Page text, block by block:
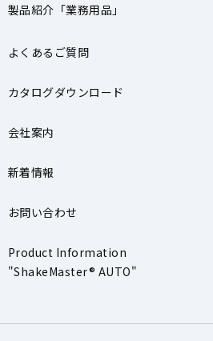
製品紹介「業務用品」
よくあるご質問
カタログダウンロード
会社案内
新着情報
お問い合わせ
Product Information
"ShakeMaster® AUTO"